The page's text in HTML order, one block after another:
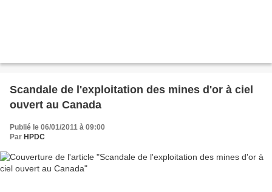
Scandale de l'exploitation des mines d'or à ciel
ouvert au Canada
Publié le 06/01/2011 à 09:00
Par HPDC